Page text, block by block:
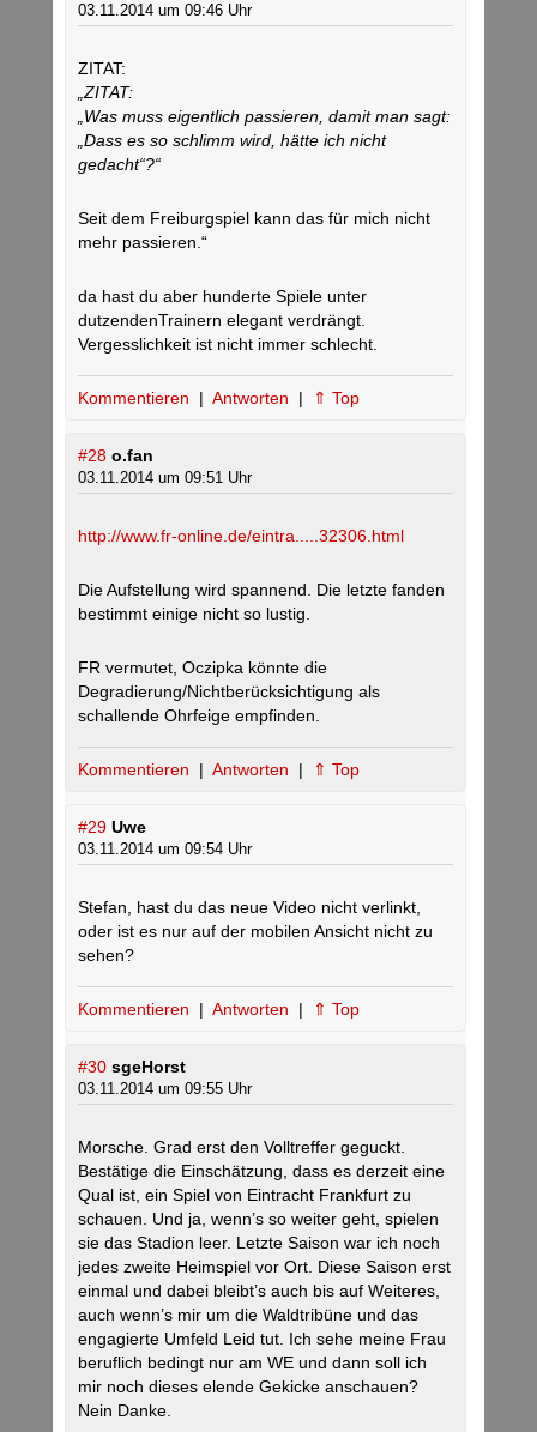
03.11.2014 um 09:46 Uhr
ZITAT:
„ZITAT:
„Was muss eigentlich passieren, damit man sagt:
„Dass es so schlimm wird, hätte ich nicht
gedacht“?“
Seit dem Freiburgspiel kann das für mich nicht
mehr passieren.“
da hast du aber hunderte Spiele unter
dutzendenTrainern elegant verdrängt.
Vergesslichkeit ist nicht immer schlecht.
Kommentieren | Antworten | ⇑ Top
#28 o.fan
03.11.2014 um 09:51 Uhr
http://www.fr-online.de/eintra.....32306.html
Die Aufstellung wird spannend. Die letzte fanden
bestimmt einige nicht so lustig.
FR vermutet, Oczipka könnte die
Degradierung/Nichtberücksichtigung als
schallende Ohrfeige empfinden.
Kommentieren | Antworten | ⇑ Top
#29 Uwe
03.11.2014 um 09:54 Uhr
Stefan, hast du das neue Video nicht verlinkt,
oder ist es nur auf der mobilen Ansicht nicht zu
sehen?
Kommentieren | Antworten | ⇑ Top
#30 sgeHorst
03.11.2014 um 09:55 Uhr
Morsche. Grad erst den Volltreffer geguckt.
Bestätige die Einschätzung, dass es derzeit eine
Qual ist, ein Spiel von Eintracht Frankfurt zu
schauen. Und ja, wenn’s so weiter geht, spielen
sie das Stadion leer. Letzte Saison war ich noch
jedes zweite Heimspiel vor Ort. Diese Saison erst
einmal und dabei bleibt’s auch bis auf Weiteres,
auch wenn’s mir um die Waldtribüne und das
engagierte Umfeld Leid tut. Ich sehe meine Frau
beruflich bedingt nur am WE und dann soll ich
mir noch dieses elende Gekicke anschauen?
Nein Danke.